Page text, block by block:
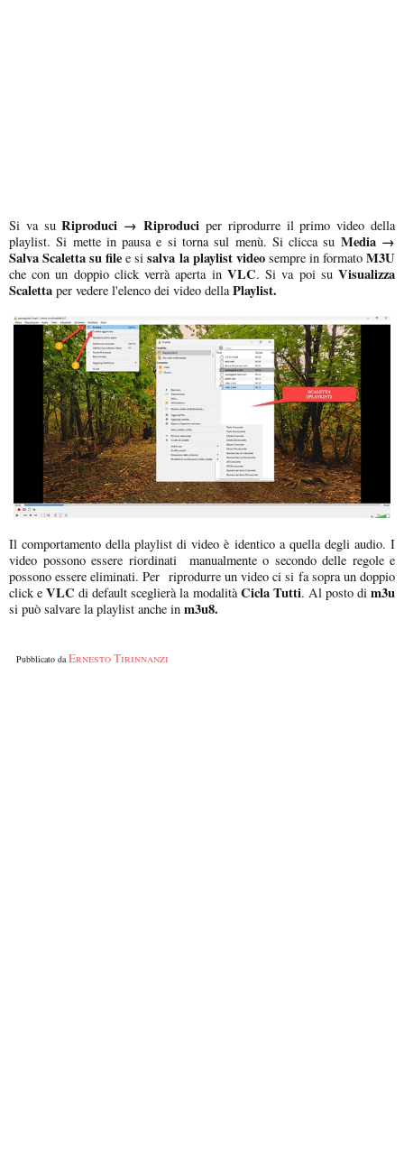
Si va suRiproduci → Riproduci per riprodurre il primo video della
playlist. Si mette in pausa e si torna sul menù. Si clicca su Media →
Salva Scaletta su file e sisalva la playlist videosempre in formatoM3U
che con un doppio click verrà aperta in VLC. Si va poi suVisualizza
Scaletta per vedere l'elenco dei video della Playlist.
Il comportamento della playlist di video è identico a quella degli audio. I
video possono essere riordinati manualmente o secondo delle regole e
possono essere eliminati. Per riprodurre un video ci si fa sopra un doppio
click eVLC di default sceglierà la modalità Cicla Tutti. Al posto dim3u
si può salvare la playlist anche in m3u8.
Pubblicato da Ernesto Tirinnanzi